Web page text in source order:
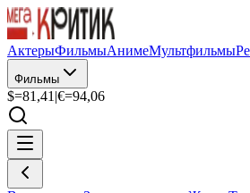
АктерыФильмыАнимеМультфильмы
Фильмы
$=81,41 |€=94,06